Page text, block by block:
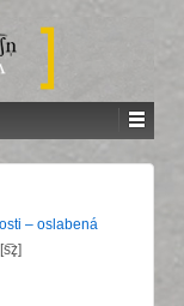
– oslabená
[s͡z̥]